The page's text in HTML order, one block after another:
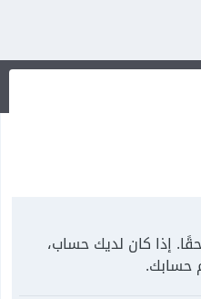
إذا كان لديك حساب،
حسابك.